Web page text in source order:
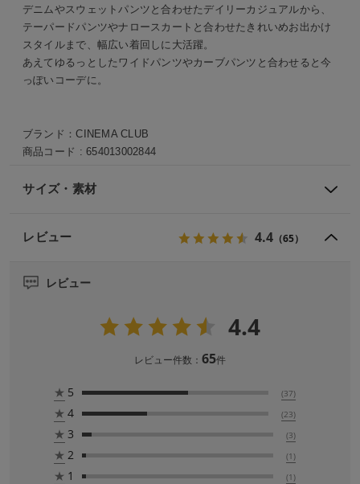
デニムやスウェットパンツと合わせたデイリーカジュアルから、
テーパードパンツやナロースカートと合わせたきれいめお出かけ
スタイルまで、幅広い着回しに大活躍。
あえてゆるっとしたワイドパンツやカーブパンツと合わせると今
っぽいコーデに。
ブランド：CINEMA CLUB
商品コード :654013002844
サイズ・素材
レビュー 4.4 （65）
レビュー
4.4
レビュー件数： 65件
★ 5 (37)
★ 4 (23)
★ 3 (3)
★ 2 (1)
★ 1 (1)